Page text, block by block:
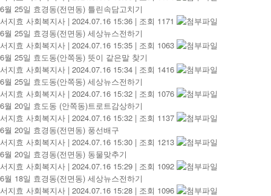
6월 25일 효경동(전면동) 틀린속담고치기
서지효 사회복지사 | 2024.07.16 15:36 | 조회 1171
6월 25일 효경동(전면동) 세상뉴스전하기
서지효 사회복지사 | 2024.07.16 15:35 | 조회 1063
6월 25일 효도동(안쪽동) 뜻이 같은말 찾기
서지효 사회복지사 | 2024.07.16 15:34 | 조회 1416
6월 25일 효도동(안쪽동) 세상뉴스전하기
서지효 사회복지사 | 2024.07.16 15:32 | 조회 1076
6월 20일 효도동 (안쪽동)트로트감상하기
서지효 사회복지사 | 2024.07.16 15:32 | 조회 1137
6월 20일 효경동(전면동) 풍선배구
서지효 사회복지사 | 2024.07.16 15:30 | 조회 1213
6월 20일 효경동(전면동) 동물맞추기
서지효 사회복지사 | 2024.07.16 15:29 | 조회 1092
6월 18일 효경동(전면동) 세상뉴스전하기
서지효 사회복지사 | 2024.07.16 15:28 | 조회 1096